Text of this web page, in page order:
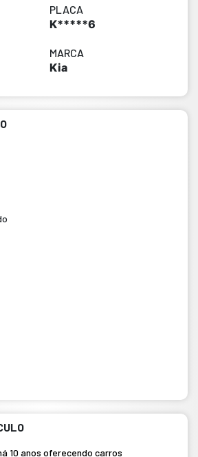
PLACA
K*****6
MARCA
Kia
10 anos oferecendo carros